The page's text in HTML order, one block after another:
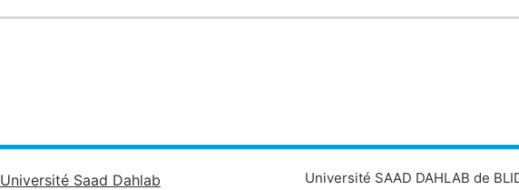
Université Saad Dahlab
Université SAAD DAHLAB de